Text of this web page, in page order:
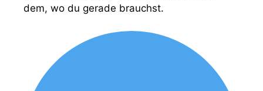
dem, wo du gerade brauchst.